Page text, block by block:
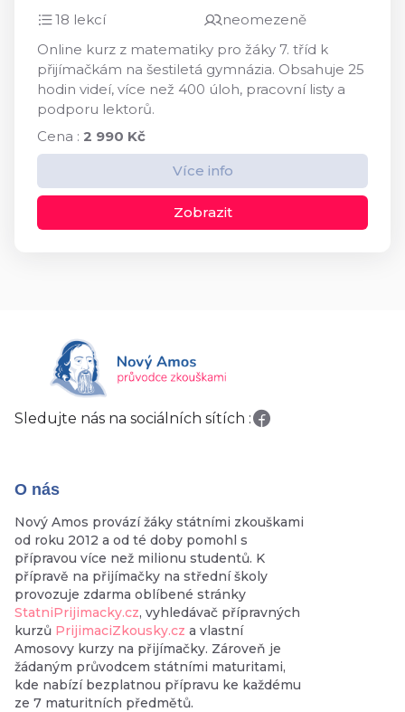
18 lekcí
neomezeně
Online kurz z matematiky pro žáky 7. tříd k
přijímačkám na šestiletá gymnázia. Obsahuje 25
hodin videí, více než 400 úloh, pracovní listy a
podporu lektorů.
Cena : 2 990 Kč
Více info
Zobrazit
Sledujte nás na sociálních sítích :
O nás
Nový Amos provází žáky státními zkouškami
od roku 2012 a od té doby pomohl s
přípravou více než milionu studentů. K
přípravě na přijímačky na střední školy
provozuje zdarma oblíbené stránky
StatniPrijimacky.cz, vyhledávač přípravných
kurzů PrijimaciZkousky.cz a vlastní
Amosovy kurzy na přijímačky. Zároveň je
žádaným průvodcem státními maturitami,
kde nabízí bezplatnou přípravu ke každému
ze 7 maturitních předmětů.